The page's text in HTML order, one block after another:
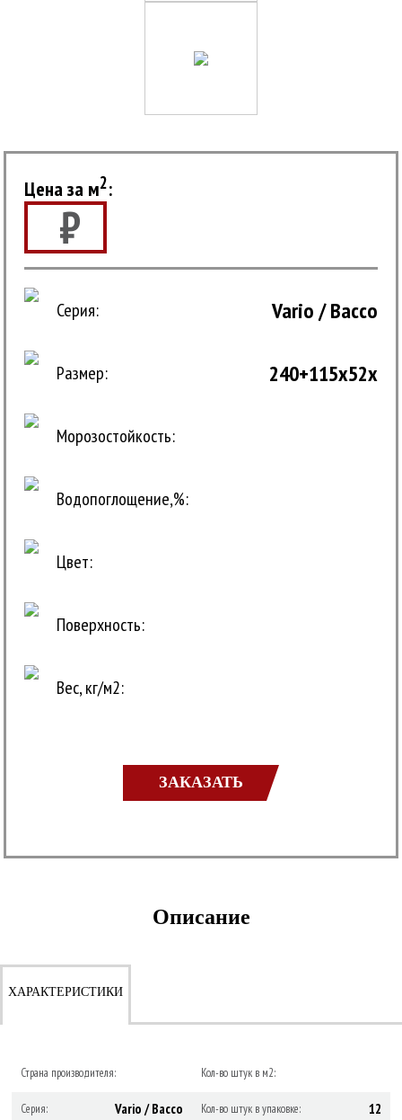
Цена за м2:
₽
Серия: Vario / Bacco
Размер: 240+115x52x
Морозостойкость:
Водопоглощение,%:
Цвет:
Поверхность:
Вес, кг/м2:
ЗАКАЗАТЬ
Описание
ХАРАКТЕРИСТИКИ
Страна производителя:
Серия: Vario / Bacco
Кол-во штук в м2:
Кол-во штук в упаковке: 12